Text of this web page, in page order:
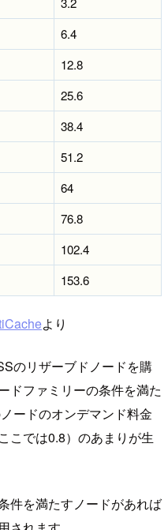
6.4
12.8
25.6
38.4
51.2
64
76.8
102.4
153.6
より
のリザーブドノードを購
ドファミリーの条件を満た
ードのオンデマンド料金
こでは0.8）のあまりが生
件を満たすノードがあれば